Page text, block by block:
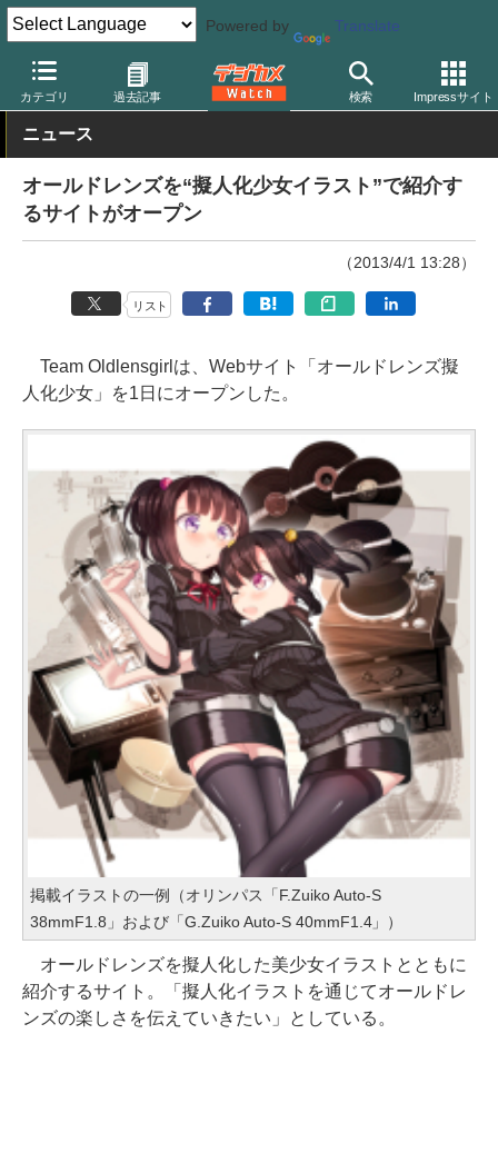
Powered by Translate
カテゴリ 過去記事 検索 Impressサイト
デジカメ Watch その他
ニュース
オールドレンズを“擬人化少女イラスト”で紹介す
るサイトがオープン
（2013/4/1 13:28）
リスト
Team Oldlensgirlは、Webサイト「オールドレンズ擬
人化少女」を1日にオープンした。
掲載イラストの一例（オリンパス「F.Zuiko Auto-S
38mmF1.8」および「G.Zuiko Auto-S 40mmF1.4」）
オールドレンズを擬人化した美少女イラストとともに
紹介するサイト。「擬人化イラストを通じてオールドレ
ンズの楽しさを伝えていきたい」としている。